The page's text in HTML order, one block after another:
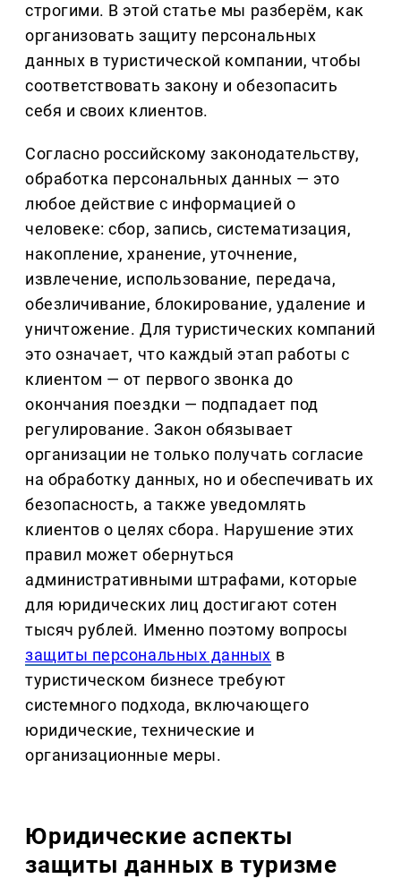
строгими. В этой статье мы разберём, как
организовать защиту персональных
данных в туристической компании, чтобы
соответствовать закону и обезопасить
себя и своих клиентов.
Согласно российскому законодательству,
обработка персональных данных — это
любое действие с информацией о
человеке: сбор, запись, систематизация,
накопление, хранение, уточнение,
извлечение, использование, передача,
обезличивание, блокирование, удаление и
уничтожение. Для туристических компаний
это означает, что каждый этап работы с
клиентом — от первого звонка до
окончания поездки — подпадает под
регулирование. Закон обязывает
организации не только получать согласие
на обработку данных, но и обеспечивать их
безопасность, а также уведомлять
клиентов о целях сбора. Нарушение этих
правил может обернуться
административными штрафами, которые
для юридических лиц достигают сотен
тысяч рублей. Именно поэтому вопросы
защиты персональных данных в
туристическом бизнесе требуют
системного подхода, включающего
юридические, технические и
организационные меры.
Юридические аспекты
защиты данных в туризме